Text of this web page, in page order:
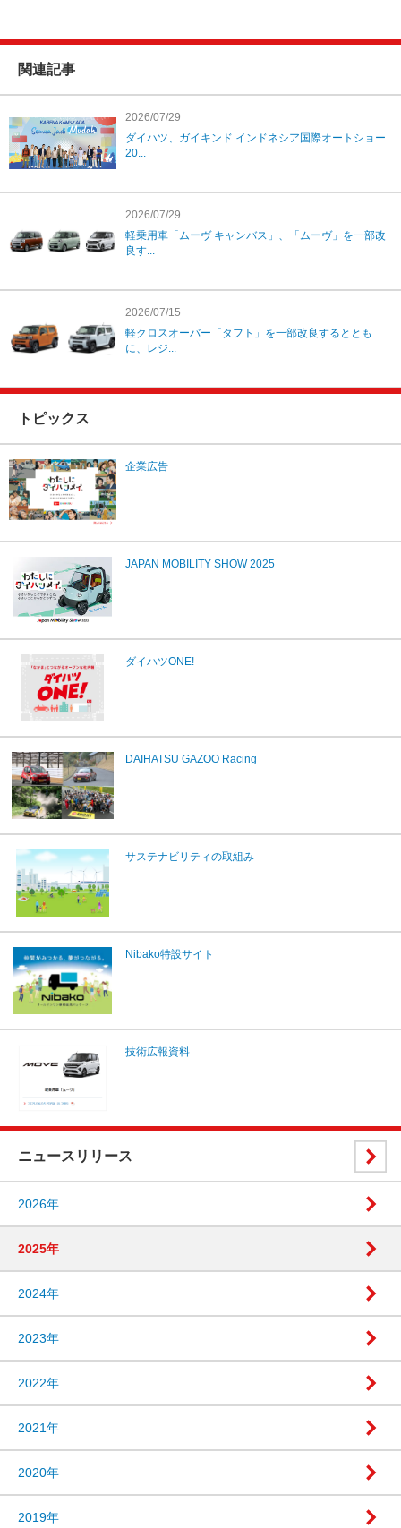
関連記事
2026/07/29
ダイハツ、ガイキンド インドネシア国際オートショー
20...
2026/07/29
軽乗用車「ムーヴ キャンバス」、「ムーヴ」を一部改
良す...
2026/07/15
軽クロスオーバー「タフト」を一部改良するととも
に、レジ...
トピックス
企業広告
JAPAN MOBILITY SHOW 2025
ダイハツONE!
DAIHATSU GAZOO Racing
サステナビリティの取組み
Nibako特設サイト
技術広報資料
ニュースリリース
2026年
2025年
2024年
2023年
2022年
2021年
2020年
2019年